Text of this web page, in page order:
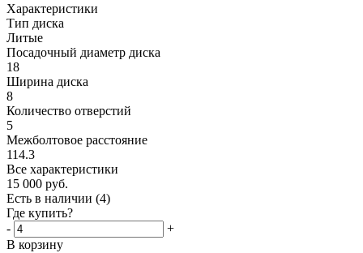
Характеристики
Тип диска
Литые
Посадочный диаметр диска
18
Ширина диска
8
Количество отверстий
5
Межболтовое расстояние
114.3
Все характеристики
15 000 руб.
Есть в наличии (4)
Где купить?
-
+
В корзину